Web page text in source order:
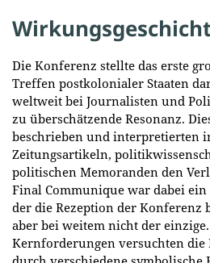
Die Konferenz stellte das erste
Treffen postkolonialer Staaten
weltweit bei Journalisten und
zu überschätzende Resonanz.
beschrieben und interpretierten
Zeitungsartikeln,
politischen Memoranden den
Final Communique war dabei
der die Rezeption der Konferenz
aber bei weitem nicht der
Kernforderungen versuchten